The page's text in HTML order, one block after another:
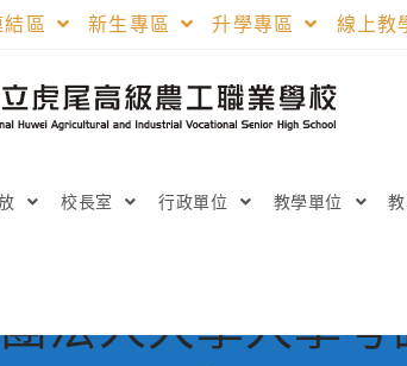
區 新生專區 升學專區 線上教
校長室 行政單位 教學單位
法人大學入學